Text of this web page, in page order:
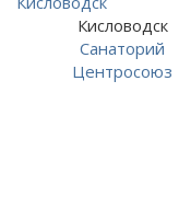
Кисловодск
Санаторий
Центросоюз